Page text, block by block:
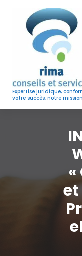
content
Expertise juridique,
votre succès, notre
«